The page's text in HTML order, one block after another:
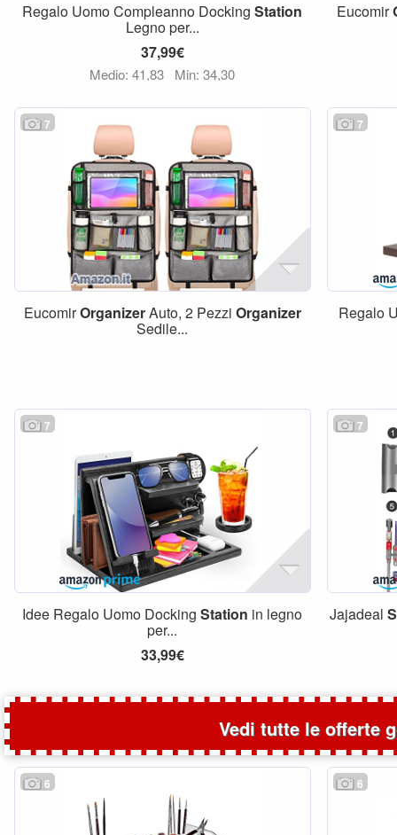
Regalo Uomo Compleanno DockingStation
Legno per...
37,99€
Medio: 41,83 Min: 34,30
Eucomir
7
EucomirOrganizerAuto, 2 Pezzi Organizer
Sedile...
7
Regalo
7
Idee Regalo Uomo DockingStation in legno
per...
33,99€
7
Jajadeal
Vedi tutte le offerte
6 6